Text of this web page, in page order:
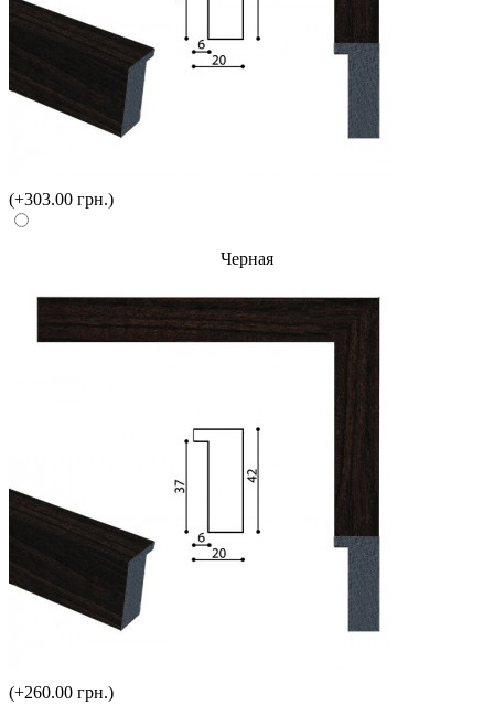
(+303.00 грн.)
Черная
(+260.00 грн.)